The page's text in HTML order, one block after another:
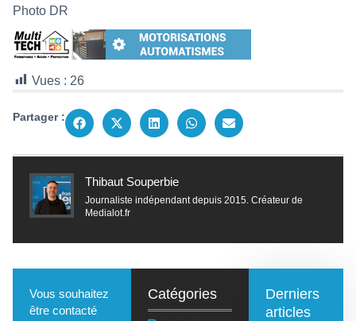
Photo DR
Vues : 26
Partager :
Thibaut Souperbie
Journaliste indépendant depuis 2015. Créateur de
Medialot.fr
Vous souhaitez
être contacté
Catégories
Derniers
articles